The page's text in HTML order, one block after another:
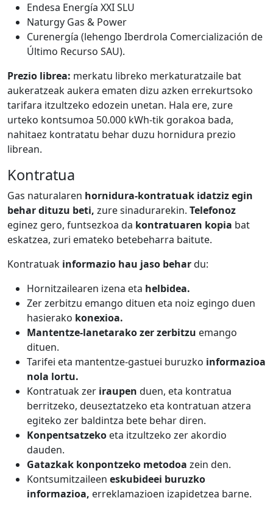
Endesa Energía XXI SLU
Naturgy Gas & Power
Curenergía (lehengo Iberdrola Comercialización de
Último Recurso SAU).
Prezio librea: merkatu libreko merkaturatzaile bat
aukeratzeak aukera ematen dizu azken errekurtsoko
tarifara itzultzeko edozein unetan. Hala ere, zure
urteko kontsumoa 50.000 kWh-tik gorakoa bada,
nahitaez kontratatu behar duzu hornidura prezio
librean.
Kontratua
Gas naturalaren hornidura-kontratuak idatziz egin
behar dituzu beti, zure sinadurarekin. Telefonoz
eginez gero, funtsezkoa da kontratuaren kopia bat
eskatzea, zuri emateko betebeharra baitute.
Kontratuak informazio hau jaso behardu:
Hornitzailearen izena eta helbidea.
Zer zerbitzu emango dituen eta noiz egingo duen
hasierako konexioa.
Mantentze-lanetarako zer zerbitzu emango
dituen.
Tarifei eta mantentze-gastuei buruzko informazioa
nola lortu.
Kontratuak zer iraupen duen, eta kontratua
berritzeko, deuseztatzeko eta kontratuan atzera
egiteko zer baldintza bete behar diren.
Konpentsatzeko eta itzultzeko zer akordio
dauden.
Gatazkak konpontzeko metodoa zein den.
Kontsumitzaileen eskubideei buruzko
informazioa, erreklamazioen izapidetzea barne.